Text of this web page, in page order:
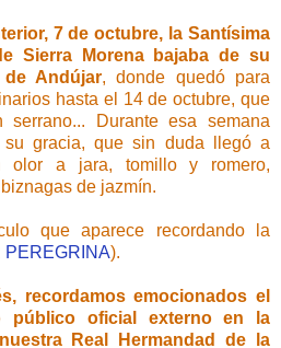
7 de octubre, la Santísima
Sierra Morena bajaba de su
Andújar, donde quedó para
hasta el 14 de octubre, que
Durante esa semana
su gracia, que sin duda llegó a
olor a jara, tomillo y romero,
de jazmín.
que aparece recordando la
).
recordamos emocionados el
público oficial externo en la
Real Hermandad de la